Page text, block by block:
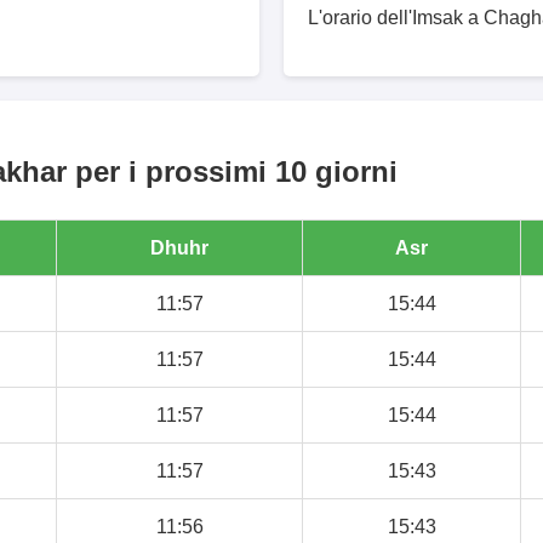
L'orario dell'Imsak a
per i prossimi 10 giorni
Dhuhr Asr
11:57 15:44
11:57 15:44
11:57 15:44
11:57 15:43
11:56 15:43